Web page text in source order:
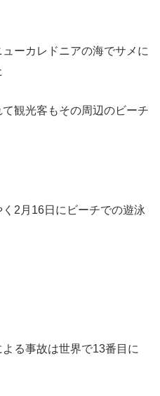
ーカレドニアの海でサメに
観光客もその周辺のビーチ
2月16日にビーチでの遊泳
る事故は世界で13番目に